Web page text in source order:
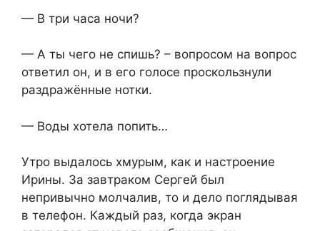
— В три часа ночи?
— А ты чего не спишь? – вопросом на вопрос
ответил он, и в его голосе проскользнули
раздражённые нотки.
— Воды хотела попить…
Утро выдалось хмурым, как и настроение
Ирины. За завтраком Сергей был
непривычно молчалив, то и дело поглядывая
в телефон. Каждый раз, когда экран